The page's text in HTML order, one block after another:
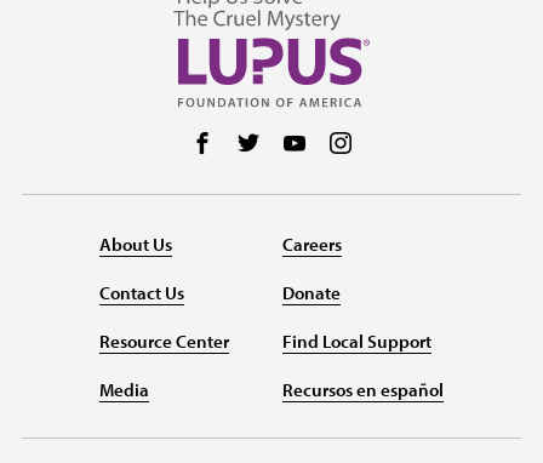
Follow us on Facebook
Follow us on Twitter
Follow us on YouTube
About Us
Contact Us
Resource Center
Media
Careers
Donate
Find Local Support
Recursos en español